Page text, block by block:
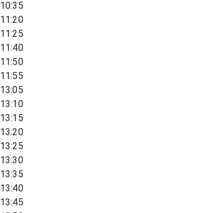
10:35
11:20
11:25
11:40
11:50
11:55
13:05
13:10
13:15
13:20
13:25
13:30
13:35
13:40
13:45